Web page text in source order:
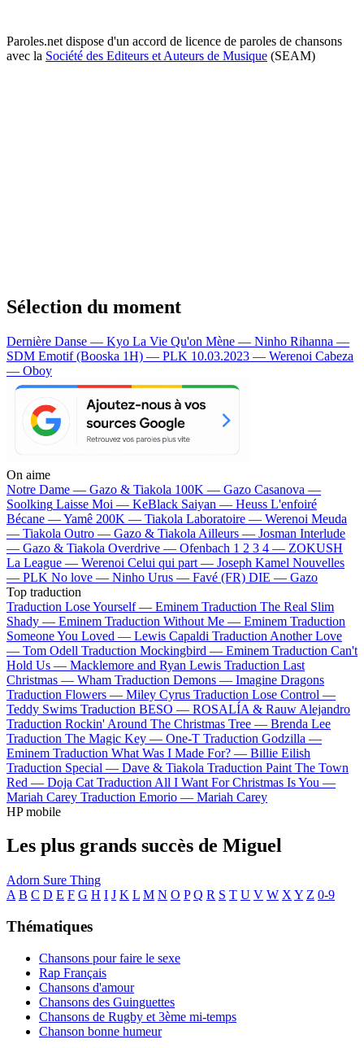
Paroles.net dispose d'un accord de licence de paroles de chansons
avec la Société des Editeurs et Auteurs de Musique (SEAM)
Sélection du moment
Dernière Danse — Kyo La Vie Qu'on Mène — Ninho Rihanna —
SDM Emotif (Booska 1H) — PLK 10.03.2023 — Werenoi Cabeza
— Oboy
On aime
Notre Dame — Gazo & Tiakola 100K — Gazo Casanova —
Soolking Laisse Moi — KeBlack Saiyan — Heuss L'enfoiré
Bécane —Yamê 200K — Tiakola Laboratoire — Werenoi Meuda
— Tiakola Outro — Gazo & Tiakola Ailleurs — Josman Interlude
— Gazo & Tiakola Overdrive — Ofenbach 1 2 3 4 — ZOKUSH
La League — Werenoi Celui qui part — Joseph Kamel Nouvelles
— PLK No love — Ninho Urus — Favé (FR) DIE — Gazo
Top traduction
Traduction Lose Yourself — Eminem Traduction The Real Slim
Shady — Eminem Traduction Without Me — Eminem Traduction
Someone You Loved — Lewis Capaldi Traduction Another Love
— Tom Odell Traduction Mockingbird — Eminem Traduction Can't
Hold Us — Macklemore and Ryan Lewis Traduction Last
Christmas — Wham Traduction Demons — Imagine Dragons
Traduction Flowers — Miley Cyrus Traduction Lose Control —
Teddy Swims Traduction BESO — ROSALÍA & Rauw Alejandro
Traduction Rockin' Around The Christmas Tree — Brenda Lee
Traduction The Magic Key — One-T Traduction Godzilla —
Eminem Traduction What Was I Made For? — Billie Eilish
Traduction Special — Dave & Tiakola Traduction Paint The Town
Red — Doja Cat Traduction All I Want For Christmas Is You —
Mariah Carey Traduction Emorio — Mariah Carey
HP mobile
Les plus grands succès de Miguel
Adorn Sure Thing
A B C D E F G H I J K L M N O P Q R S T U V W X Y Z 0-9
Thématiques
Chansons pour faire le sexe
Rap Français
Chansons d'amour
Chansons des Guinguettes
Chansons de Rugby et 3ème mi-temps
Chanson bonne humeur